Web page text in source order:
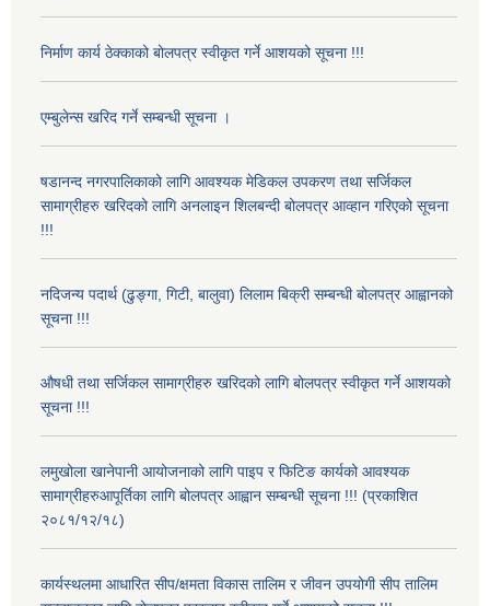
निर्माण कार्य ठेक्काको बोलपत्र स्वीकृत गर्ने आशयको सूचना !!!
एम्बुलेन्स खरिद गर्ने सम्बन्धी सूचना ।
षडानन्द नगरपालिकाको लागि आवश्यक मेडिकल उपकरण तथा सर्जिकल
सामाग्रीहरु खरिदको लागि अनलाइन शिलबन्दी बोलपत्र आव्हान गरिएको सूचना
!!!
नदिजन्य पदार्थ (ढुङ्गा, गिटी, बालुवा) लिलाम बिक्री सम्बन्धी बोलपत्र आह्वानको
सूचना !!!
औषधी तथा सर्जिकल सामाग्रीहरु खरिदको लागि बोलपत्र स्वीकृत गर्ने आशयको
सूचना !!!
लमुखोला खानेपानी आयोजनाको लागि पाइप र फिटिङ कार्यको आवश्यक
सामाग्रीहरुआपूर्तिका लागि बोलपत्र आह्वान सम्बन्धी सूचना !!! (प्रकाशित
२०८१/१२/१८)
कार्यस्थलमा आधारित सीप/क्षमता विकास तालिम र जीवन उपयोगी सीप तालिम